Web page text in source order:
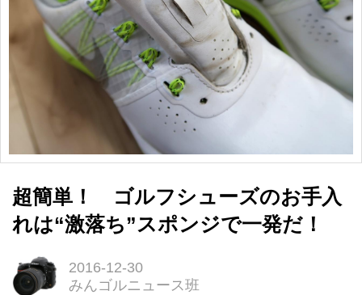
超簡単！ ゴルフシューズのお手入
れは“激落ち”スポンジで一発だ！
2016-12-30
みんゴルニュース班